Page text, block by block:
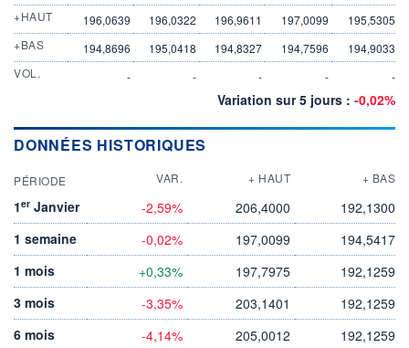
+HAUT
196,0639 196,0322 196,9611 197,0099
195,5305
+BAS
194,8696 195,0418 194,8327 194,7596
194,9033
VOL.
- - - - -
Variation sur 5 jours : -0,02%
DONNÉES HISTORIQUES
PÉRIODE VAR. + HAUT + BAS
1er Janvier -2,59% 206,4000
192,1300
1 semaine
-0,02% 197,0099
194,5417
1 mois
+0,33% 197,7975
192,1259
3 mois
-3,35% 203,1401
192,1259
6 mois
-4,14% 205,0012
192,1259